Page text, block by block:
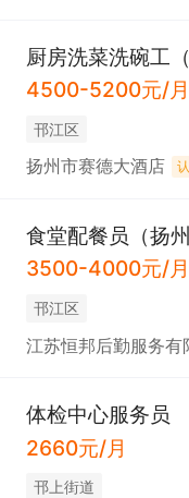
厨房洗菜洗碗工
4500-5200元/月
邗江区
扬州市赛德大酒店
食堂配餐员（扬
3500-4000元/月
邗江区
江苏恒邦后勤服务有
体检中心服务员
2660元/月
邗上街道